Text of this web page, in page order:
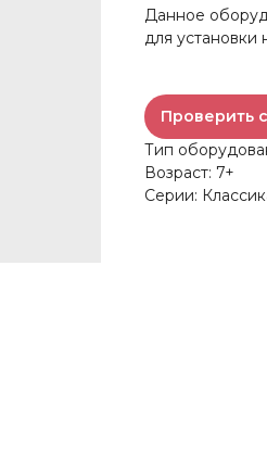
Данное
для установки
Проверить
Тип
Возраст: 7+
Серии: